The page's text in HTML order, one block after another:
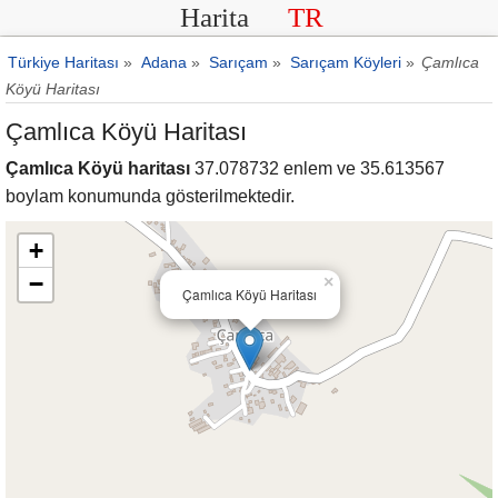
Harita TR
Türkiye Haritası » Adana » Sarıçam » Sarıçam Köyleri » Çamlıca
Köyü Haritası
Çamlıca Köyü Haritası
Çamlıca Köyü haritası 37.078732 enlem ve 35.613567
boylam konumunda gösterilmektedir.
Çamlıca Köyü Haritası
×
+
−